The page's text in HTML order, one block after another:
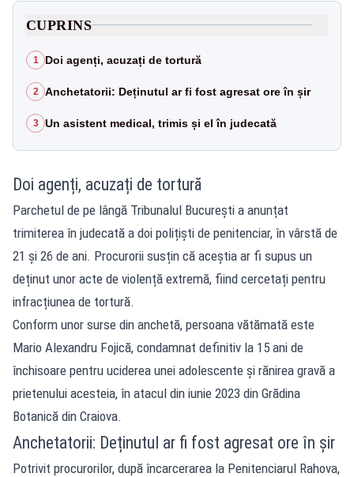
CUPRINS
1 Doi agenți, acuzați de tortură
2 Anchetatorii: Deținutul ar fi fost agresat ore în șir
3 Un asistent medical, trimis și el în judecată
Doi agenți, acuzați de tortură
Parchetul de pe lângă Tribunalul București a anunțat
trimiterea în judecată a doi polițiști de penitenciar, în vârstă de
21 și 26 de ani. Procurorii susțin că aceștia ar fi supus un
deținut unor acte de violență extremă, fiind cercetați pentru
infracțiunea de tortură.
Conform unor surse din anchetă, persoana vătămată este
Mario Alexandru Fojică, condamnat definitiv la 15 ani de
închisoare pentru uciderea unei adolescente și rănirea gravă a
prietenului acesteia, în atacul din iunie 2023 din Grădina
Botanică din Craiova.
Anchetatorii: Deținutul ar fi fost agresat ore în șir
Potrivit procurorilor, după încarcerarea la Penitenciarul Rahova,